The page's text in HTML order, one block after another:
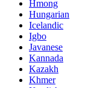
Hmong
Hungarian
Icelandic
Igbo
Javanese
Kannada
Kazakh
Khmer